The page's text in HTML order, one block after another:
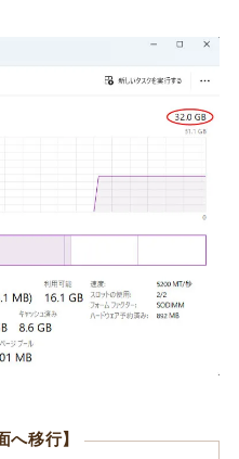
へ移行】